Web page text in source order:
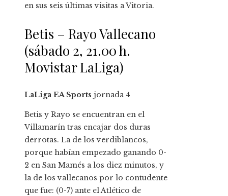
en sus seis últimas visitas a Vitoria.
Betis – Rayo Vallecano
(sábado 2, 21.00 h.
Movistar LaLiga)
LaLiga EA Sports jornada 4
Betis y Rayo se encuentran en el
Villamarín tras encajar dos duras
derrotas. La de los verdiblancos,
porque habían empezado ganando 0-
2 en San Mamés a los diez minutos, y
la de los vallecanos por lo contudente
que fue: (0-7) ante el Atlético de